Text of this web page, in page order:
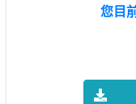
您目